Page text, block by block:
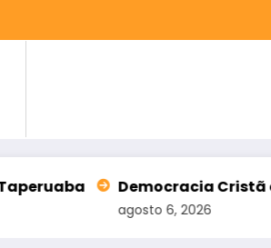
Democracia Cristã oficializa